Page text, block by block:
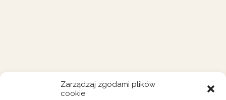
Zarządzaj zgodami plików
cookie